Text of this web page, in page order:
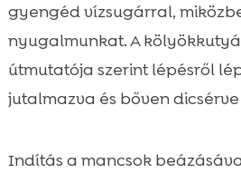
gyengéd vízsugárral,
nyugalmunkat. A
útmutatója szerint lépésről
jutalmazva és bőven
Indítás a mancsok